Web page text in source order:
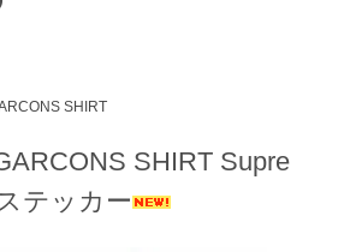
SHIRT
SHIRT Supre
テッカー